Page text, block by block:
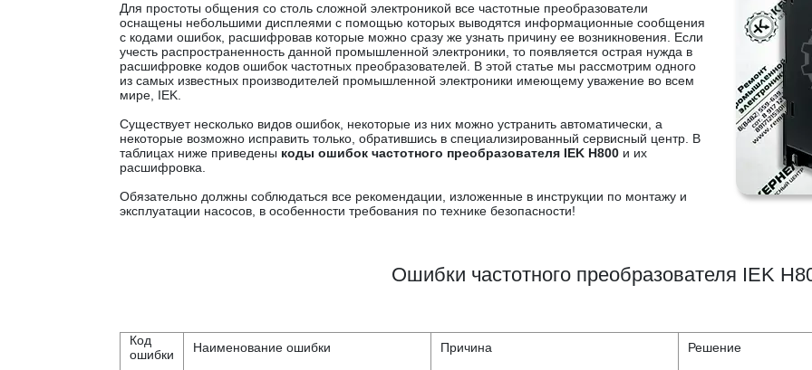
Для простоты общения со столь сложной электроникой все частотные преобразователи
оснащены небольшими дисплеями с помощью которых выводятся информационные сообщения
с кодами ошибок, расшифровав которые можно сразу же узнать причину ее возникновения. Если
учесть распространенность данной промышленной электроники, то появляется острая нужда в
расшифровке кодов ошибок частотных преобразователей. В этой статье мы рассмотрим одного
из самых известных производителей промышленной электроники имеющему уважение во всем
мире, IEK.
Существует несколько видов ошибок, некоторые из них можно устранить автоматически, а
некоторые возможно исправить только, обратившись в специализированный сервисный центр. В
таблицах ниже приведены коды ошибок частотного преобразователя IEK H800 и их
расшифровка.
Обязательно должны соблюдаться все рекомендации, изложенные в инструкции по монтажу и
эксплуатации насосов, в особенности требования по технике безопасности!
Ошибки частотного преобразователя IEK
Код
ошибки
Наименование ошибки Причина Решение